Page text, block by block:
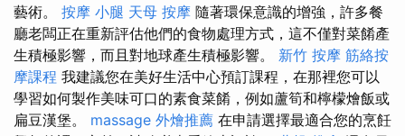
藝術。 按摩 小腿 天母 按摩 隨著環保意識的增強，許多餐
廳老闆正在重新評估他們的食物處理方式，這不僅對菜餚產
生積極影響，而且對地球產生積極影響。 新竹 按摩 筋絡按
摩課程 我建議您在美好生活中心預訂課程，在那裡您可以
學習如何製作美味可口的素食菜餚，例如蘆筍和檸檬燴飯或
扁豆漢堡。 massage 外燴推薦 在申請選擇最適合您的烹飪